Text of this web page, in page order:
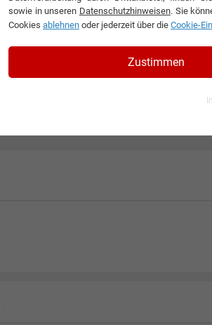
Business GmbH
sowie in unseren Datenschutzhinweisen. Sie
Cookies ablehnen oder jederzeit über die Cookie-
Zustimmen